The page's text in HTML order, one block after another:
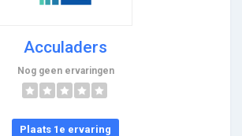
Acculaders
Nog geen ervaringen
Plaats 1e ervaring